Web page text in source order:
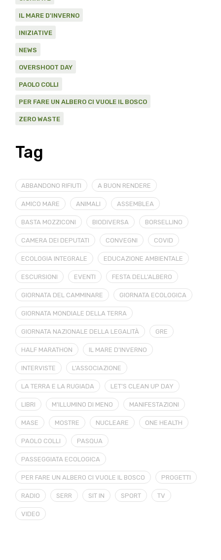
IL MARE D'INVERNO
INIZIATIVE
NEWS
OVERSHOOT DAY
PAOLO COLLI
PER FARE UN ALBERO CI VUOLE IL BOSCO
ZERO WASTE
Tag
ABBANDONO RIFIUTI A BUON RENDERE
AMICO MARE ANIMALI ASSEMBLEA
BASTA MOZZICONI BIODIVERSA BORSELLINO
CAMERA DEI DEPUTATI CONVEGNI COVID
ECOLOGIA INTEGRALE EDUCAZIONE AMBIENTALE
ESCURSIONI EVENTI FESTA DELL'ALBERO
GIORNATA DEL CAMMINARE GIORNATA ECOLOGICA
GIORNATA MONDIALE DELLA TERRA
GIORNATA NAZIONALE DELLA LEGALITÀ GRE
HALF MARATHON IL MARE D'INVERNO
INTERVISTE L'ASSOCIAZIONE
LA TERRA E LA RUGIADA LET'S CLEAN UP DAY
LIBRI M'ILLUMINO DI MENO MANIFESTAZIONI
MASE MOSTRE NUCLEARE ONE HEALTH
PAOLO COLLI PASQUA
PASSEGGIATA ECOLOGICA
PER FARE UN ALBERO CI VUOLE IL BOSCO PROGETTI
RADIO SERR SIT IN SPORT TV
VIDEO